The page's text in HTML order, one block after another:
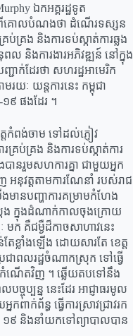
ឯកអគ្គរដ្ឋទូត
អំពីគោលបំណងថា ដំណើរទស្សន
គ្រង និងការទប់ស្កាត់ការឆ្លង
ល និងការងារអភិវឌ្ឍន៍ នៅក្នុង
ជាក់ដែរថា សហរដ្ឋអាមេរិក
រយៈ យន្តការនេះ កម្ពុជា
១៩ ផងដែរ ។
កំពង់ចាម ទៅដល់ភ្ញៀវ
គ្រប់គ្រង និងការទប់ស្កាត់ការ
បានរួមសហការគ្នា ជាមួយអ្នក
វត្តតាមការណែនាំ របស់រាជ
មានបញ្ហាការគម្រាមកំហែង
ែង ក្នុងដំណាក់កាលចុងក្រោយ
មក គឺជម្ងឺដ៏កាចសាហាវនេះ
ែខ្លាំងឡើង ដោយសារតែ ខេត្ត
ជាពលរដ្ឋចំណាកស្រុក ទៅធ្វើ
ណើតវិញ ។ ឆ្លើយតបទៅនឹង
ចុប្បន្ន នេះដែរ អាជ្ញាធរមូល
ពាក់ព័ន្ធ ធ្វើការស្រាវជ្រាវរក
១៩ និងនាំយកទៅព្យាបាលបាន